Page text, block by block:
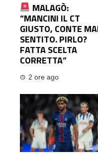
MALAGÒ:
“MANCINI IL CT
GIUSTO, CONTE
SENTITO. PIRLO?
FATTA SCELTA
CORRETTA”
2 ore ago